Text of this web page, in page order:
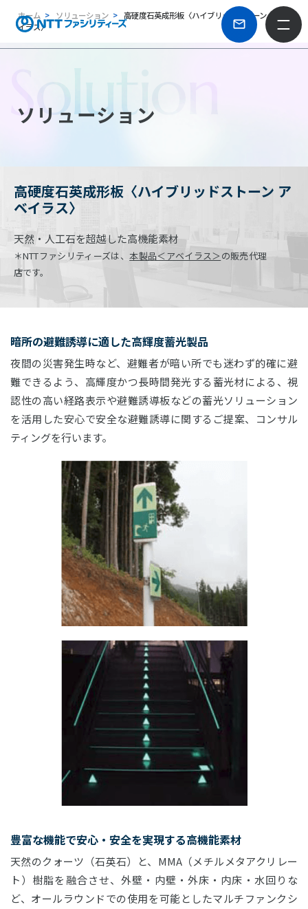
ホーム ソリューション
高硬度石英成形板〈ハイブリッドストーン アベ
イラス〉
Solution
ソリューション
高硬度石英成形板〈ハイブリッドストーン ア
ベイラス〉
天然・人工石を超越した高機能素材
＊NTTファシリティーズは、本製品＜アベイラス＞の販売代理
店です。
暗所の避難誘導に適した高輝度蓄光製品
夜間の災害発生時など、避難者が暗い所でも迷わず的確に避
難できるよう、高輝度かつ長時間発光する蓄光材による、視
認性の高い経路表示や避難誘導板などの蓄光ソリューション
を活用した安心で安全な避難誘導に関するご提案、コンサル
ティングを行います。
豊富な機能で安心・安全を実現する高機能素材
天然のクォーツ（石英石）と、MMA（メチルメタアクリレー
ト）樹脂を融合させ、外壁・内壁・外床・内床・水回りな
ど、オールラウンドでの使用を可能としたマルチファンクシ